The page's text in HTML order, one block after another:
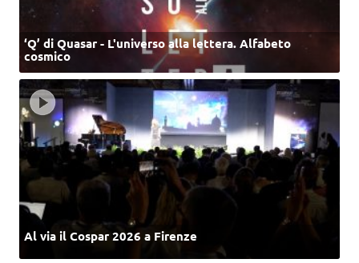
‘Q’ di Quasar - L'universo alla lettera. Alfabeto
cosmico
Al via il Cospar 2026 a Firenze